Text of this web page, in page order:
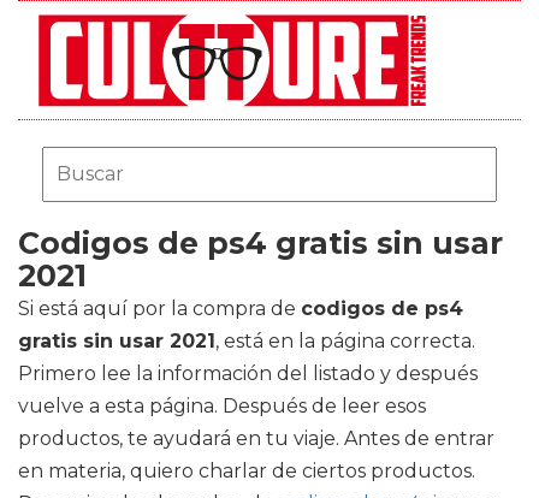
Codigos de ps4 gratis sin usar
2021
Si está aquí por la compra de codigos de ps4
gratis sin usar 2021, está en la página correcta.
Primero lee la información del listado y después
vuelve a esta página. Después de leer esos
productos, te ayudará en tu viaje. Antes de entrar
en materia, quiero charlar de ciertos productos.